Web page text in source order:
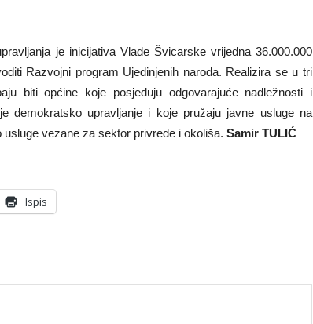
je inicijativa Vlade Švicarske vrijedna 36.000.000
Razvojni program Ujedinjenih naroda. Realizira se u tri
biti općine koje posjeduju odgovarajuće nadležnosti i
demokratsko upravljanje i koje pružaju javne usluge na
vezane za sektor privrede i okoliša. Samir TULIĆ
Ispis